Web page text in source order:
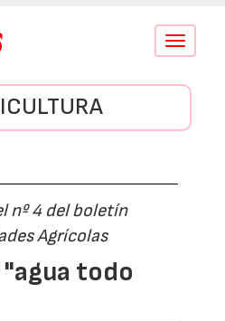
Conmutar
nº 4 del boletín
Agrícolas
todo